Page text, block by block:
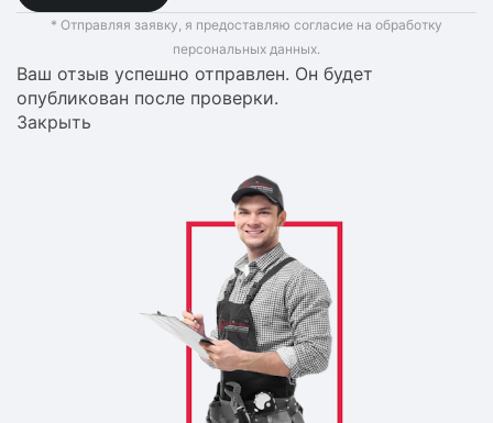
* Отправляя заявку, я предоставляю согласие на обработку
персональных данных.
Ваш отзыв успешно отправлен. Он будет
опубликован после проверки.
Закрыть